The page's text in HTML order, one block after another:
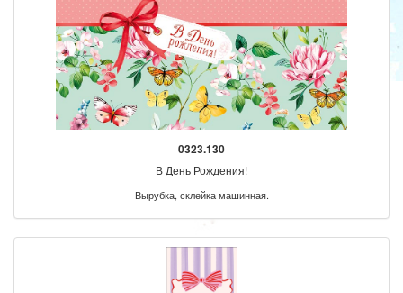
0323.130
В День Рождения!
Вырубка, склейка машинная.